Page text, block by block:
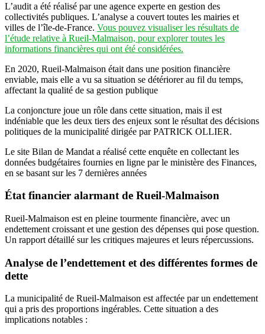
L’audit a été réalisé par une agence experte en gestion des
collectivités publiques. L’analyse a couvert toutes les mairies et
villes de l’île-de-France. Vous pouvez visualiser les résultats de
l’étude relative à Rueil-Malmaison, pour explorer toutes les
informations financières qui ont été considérées.
En 2020, Rueil-Malmaison était dans une position financière
enviable, mais elle a vu sa situation se détériorer au fil du temps,
affectant la qualité de sa gestion publique
La conjoncture joue un rôle dans cette situation, mais il est
indéniable que les deux tiers des enjeux sont le résultat des décisions
politiques de la municipalité dirigée par PATRICK OLLIER.
Le site Bilan de Mandat a réalisé cette enquête en collectant les
données budgétaires fournies en ligne par le ministère des Finances,
en se basant sur les 7 dernières années
État financier alarmant de Rueil-Malmaison
Rueil-Malmaison est en pleine tourmente financière, avec un
endettement croissant et une gestion des dépenses qui pose question.
Un rapport détaillé sur les critiques majeures et leurs répercussions.
Analyse de l’endettement et des différentes formes de
dette
La municipalité de Rueil-Malmaison est affectée par un endettement
qui a pris des proportions ingérables. Cette situation a des
implications notables :